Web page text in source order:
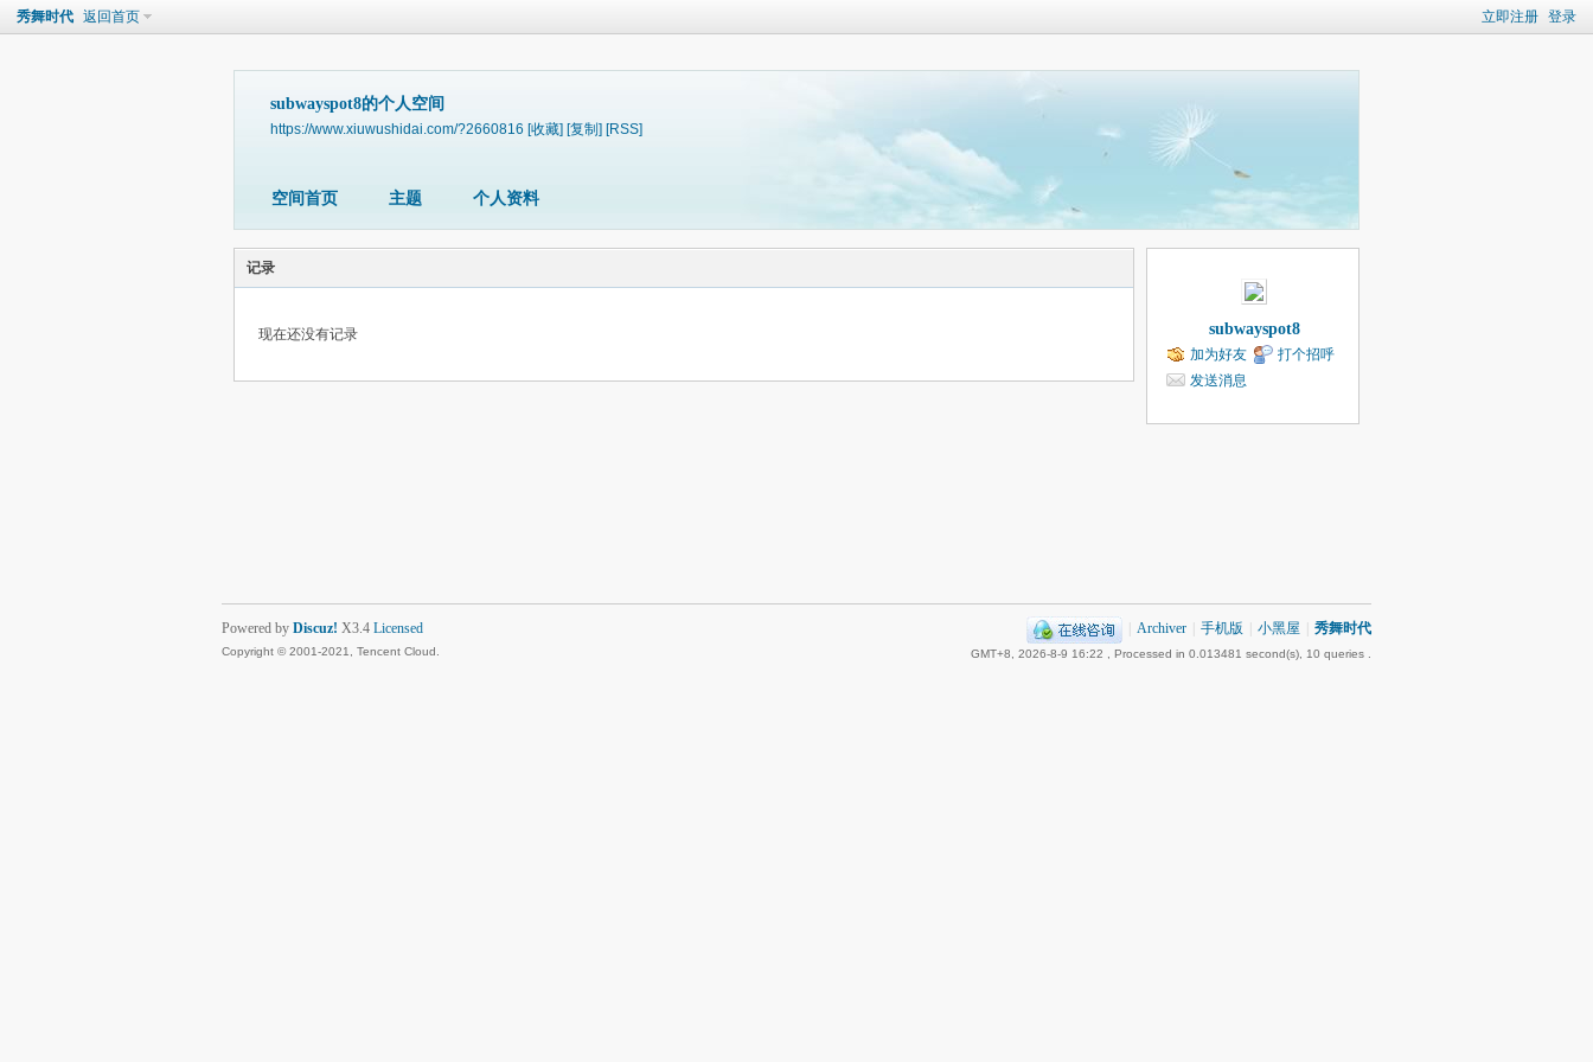
立即注册 登录
秀舞时代 返回首页
subwayspot8的个人空间
https://www.xiuwushidai.com/?2660816 [收藏] [复制] [RSS]
空间首页 主题 个人资料
记录
现在还没有记录 subwayspot8
加为好友
打个招呼
发送消息
Archiver 手机版 小黑屋 秀舞时代
GMT+8, 2026-8-9 16:22 , Processed in 0.013481 second(s), 10 queries .
Powered by Discuz! X3.4 Licensed
Copyright © 2001-2021, Tencent Cloud.